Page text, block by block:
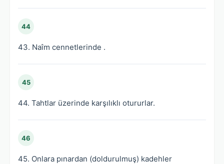
44
43. Naîm cennetlerinde .
45
44. Tahtlar üzerinde karşılıklı otururlar.
46
45. Onlara pınardan (doldurulmuş) kadehler